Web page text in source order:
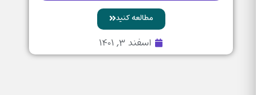
مطالعه کنید
اسفند ۳, ۱۴۰۱